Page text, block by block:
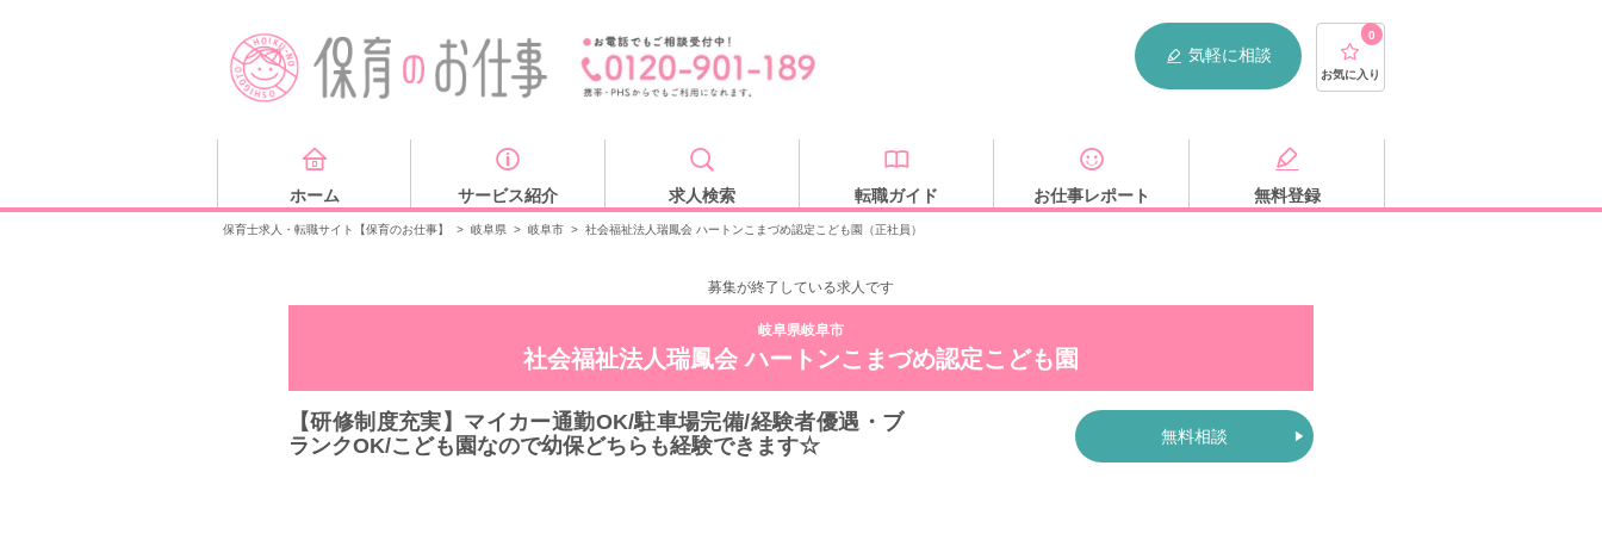
気軽に相談
0
お気に入り
ホーム サービス紹介 求人検索 転職ガイド お仕事レポート 無料登録
保育士求人・転職サイト【保育のお仕事】 > 岐阜県 > 岐阜市 > 社会福祉法人瑞鳳会 ハートンこまづめ認定こども園（正社員）
募集が終了している求人です
岐阜県岐阜市
社会福祉法人瑞鳳会 ハートンこまづめ認定こども園
【研修制度充実】マイカー通勤OK/駐車場完備/経験者優遇・ブ
ランクOK/こども園なので幼保どちらも経験できます☆
無料相談